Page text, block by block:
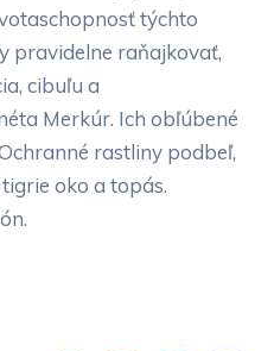
týchto
pravidelne raňajkovať,
cibuľu a
Merkúr. Ich obľúbené
rastliny podbeľ,
oko a topás.